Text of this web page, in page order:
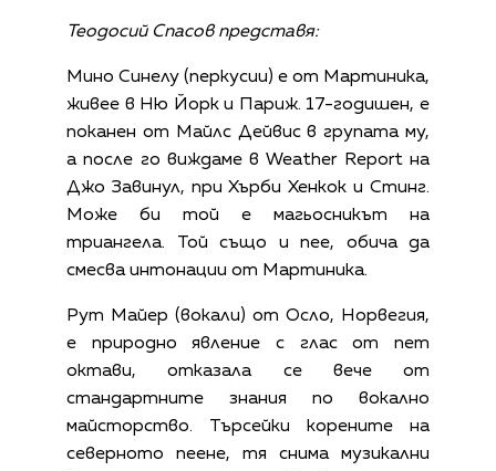
Теодосий Спасов представя:
Мино Синелу (перкусии) е от Мартиника,
живее в Ню Йорк и Париж. 17-годишен, е
поканен от Майлс Дейвис в групата му,
а после го виждаме в Weather Report на
Джо Завинул, при Хърби Хенкок и Стинг.
Може би той е магьосникът на
триангела. Той също и пее, обича да
смесва интонации от Мартиника.
Рут Майер (вокали) от Осло, Норвегия,
е природно явление с глас от пет
октави, отказала се вече от
стандартните знания по вокално
майсторство. Търсейки корените на
северното пеене, тя снима музикални